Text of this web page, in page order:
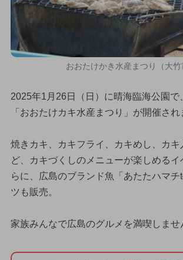
おおたけかき水産まつり（大竹
2025年1月26日（日）に晴海臨海公園で
「おおたけカキ水産まつり」が開催され
焼きカキ、カキフライ、カキめし、カキ
ど、カキづくしのメニューが楽しめるイ
らに、広島のブランド魚「あたたハマチ
ツも販売。
家族みんなで広島のグルメを満喫しませ